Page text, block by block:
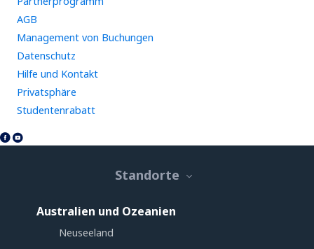
AGB
Management von Buchungen
Datenschutz
Hilfe und Kontakt
Privatsphäre
Studentenrabatt
Standorte
Australien und Ozeanien
Neuseeland